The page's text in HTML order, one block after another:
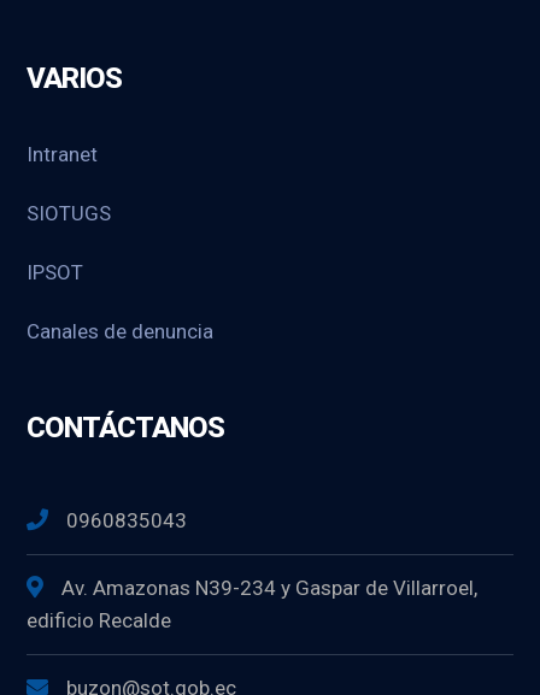
VARIOS
Intranet
SIOTUGS
IPSOT
Canales de denuncia
CONTÁCTANOS
0960835043
Av. Amazonas N39-234 y Gaspar de Villarroel,
edificio Recalde
buzon@sot.gob.ec